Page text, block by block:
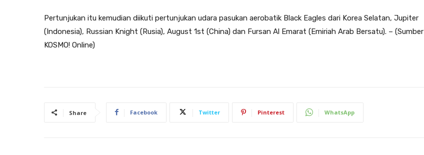
Pertunjukan itu kemudian diikuti pertunjukan udara pasukan aerobatik Black Eagles dari Korea Selatan, Jupiter
(Indonesia), Russian Knight (Rusia), August 1st (China) dan Fursan Al Emarat (Emiriah Arab Bersatu). – (Sumber
KOSMO! Online)
Share Facebook Twitter Pinterest WhatsApp